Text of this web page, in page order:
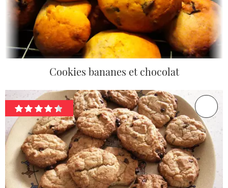
Cookies bananes et chocolat